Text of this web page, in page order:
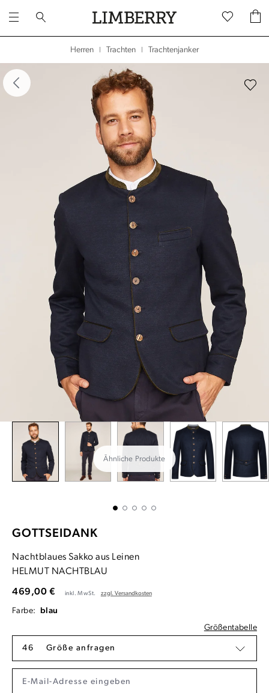
Herren Trachten Trachtenjanker
überspringen
Ähnliche Produkte
GOTTSEIDANK
Nachtblaues Sakko aus Leinen
HELMUT NACHTBLAU
469,00 € inkl. MwSt. zzgl. Versandkosten
Farbe: blau
Größentabelle
46 Größe anfragen